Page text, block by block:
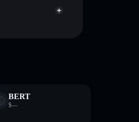
Solflare-
BERT
$—